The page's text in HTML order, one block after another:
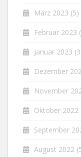
März 2023 (5)
Februar 2023
Januar 2023
Dezember
November
Oktober 2022
September
August 2022